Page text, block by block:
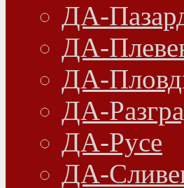
ДА-
ДА-
ДА-
ДА-
ДА-Русе
ДА-